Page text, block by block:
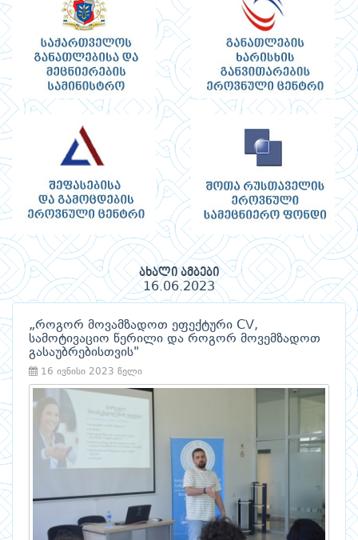
ახალი ამბები
16.06.2023
„როგორ მოვამზადოთ ეფექტური CV,
სამოტივაციო წერილი და როგორ მოვემზადოთ
გასაუბრებისთვის"
16 ივნისი 2023 წელი